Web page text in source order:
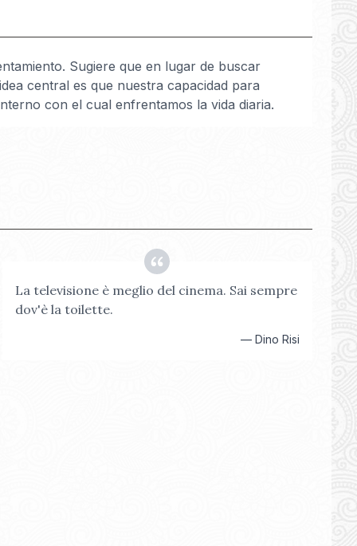
Sugiere que en lugar de buscar
central es que nuestra capacidad para
con el cual enfrentamos la vida diaria.
La televisione è meglio del cinema. Sai sempre
dov'è la toilette.
— Dino Risi